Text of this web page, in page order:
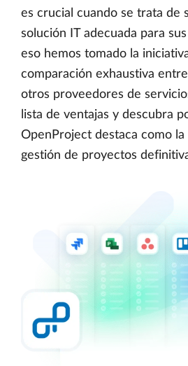
es crucial cuando se trata de
solución IT adecuada para
eso hemos tomado la
comparación exhaustiva
otros proveedores de
lista de ventajas y descubra
OpenProject destaca como la
gestión de proyectos